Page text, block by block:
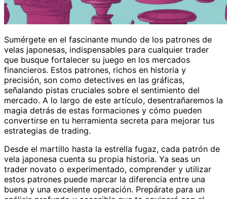
Sumérgete en el fascinante mundo de los patrones de
velas japonesas, indispensables para cualquier trader
que busque fortalecer su juego en los mercados
financieros. Estos patrones, richos en historia y
precisión, son como detectives en las gráficas,
señalando pistas cruciales sobre el sentimiento del
mercado. A lo largo de este artículo, desentrañaremos la
magia detrás de estas formaciones y cómo pueden
convertirse en tu herramienta secreta para mejorar tus
estrategias de trading.
Desde el martillo hasta la estrella fugaz, cada patrón de
vela japonesa cuenta su propia historia. Ya seas un
trader novato o experimentado, comprender y utilizar
estos patrones puede marcar la diferencia entre una
buena y una excelente operación. Prepárate para un